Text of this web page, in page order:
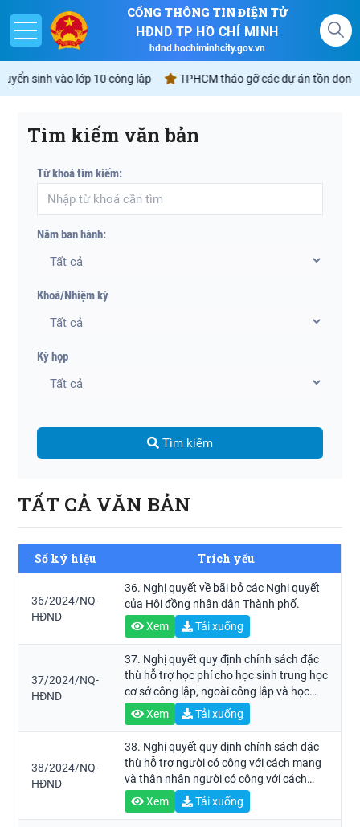
Giới thiệu
Nghị quyết
Lịch
Góp ý - Phản ánh
Không gian văn hóa Hồ Chí Minh
CỔNG THÔNG TIN ĐIỆN TỬ
HĐND TP HỒ CHÍ MINH
hdnd.hochiminhcity.gov.vn
sinh vào lớp 10 công lập TPHCM tháo gỡ các dự án tồn đọng
Tìm kiếm văn bản
Từ khoá tìm kiếm:
Năm ban hành:
Khoá/Nhiệm kỳ
Kỳ họp
Tìm kiếm
TẤT CẢ VĂN BẢN
Số ký hiệu Trích yếu
36/2024/NQ-
HĐND
36. Nghị quyết về bãi bỏ các Nghị quyết
của Hội đồng nhân dân Thành phố.
Xem
Tải xuống
37/2024/NQ-
HĐND
37. Nghị quyết quy định chính sách đặc
thù hỗ trợ học phí cho học sinh trung học
cơ sở công lập, ngoài công lập và học
viên giáo dục thường xuyên trung học cơ
sở trên địa bàn Thành phố Hồ Chí Minh
năm học 2024 - 2025.
Xem Tải xuống
38/2024/NQ-
HĐND
38. Nghị quyết quy định chính sách đặc
thù hỗ trợ người có công với cách mạng
và thân nhân người có công với cách
mạng trên địa bàn Thành phố Hồ Chí
Minh.
Xem Tải xuống